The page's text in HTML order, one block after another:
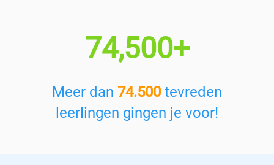
74,500+
Meer dan 74.500tevreden
leerlingen gingen je voor!